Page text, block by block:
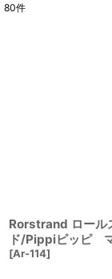
80件
Rorstrand ロール
ド/Pippiピッピ
[Ar-114]